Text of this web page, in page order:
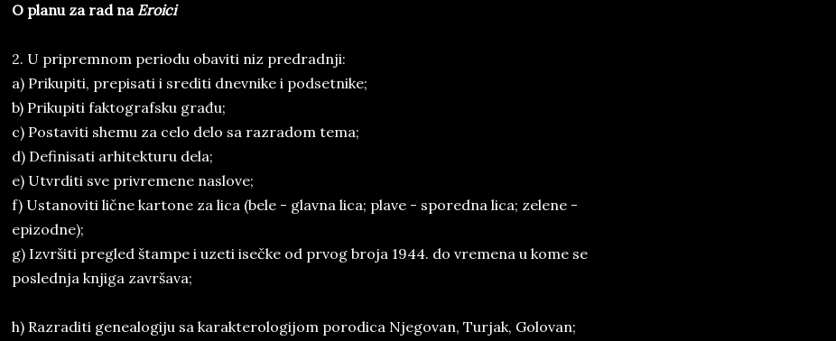
O planu za rad na Eroici
2. U pripremnom periodu obaviti niz predradnji:
a) Prikupiti, prepisati i srediti dnevnike i podsetnike;
b) Prikupiti faktografsku građu;
c) Postaviti shemu za celo delo sa razradom tema;
d) Definisati arhitekturu dela;
e) Utvrditi sve privremene naslove;
f) Ustanoviti lične kartone za lica (bele - glavna lica; plave - sporedna lica; zelene -
epizodne);
g) Izvršiti pregled štampe i uzeti isečke od prvog broja 1944. do vremena u kome se
poslednja knjiga završava;
h) Razraditi genealogiju sa karakterologijom porodica Njegovan, Turjak, Golovan;